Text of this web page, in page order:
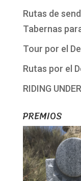
Rutas de
Tabernas
Tour por el
Rutas por el
RIDING
PREMIOS